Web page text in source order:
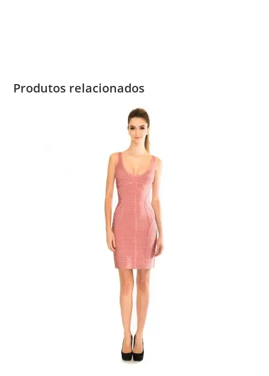
Produtos relacionados